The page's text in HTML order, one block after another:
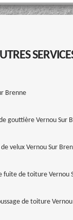
Brenne
gouttière Vernou Sur
velux Vernou Sur
fuite de toiture Vernou
de toiture